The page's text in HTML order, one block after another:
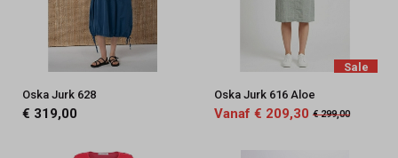
Oska Jurk 628
€ 319,00
Sale
Oska Jurk 616 Aloe
Vanaf € 209,30 € 299,00